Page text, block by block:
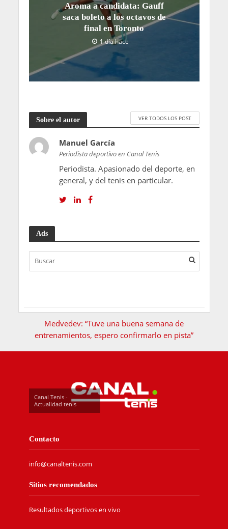
Aroma a candidata: Gauff
saca boleto a los octavos de
final en Toronto
1 día hace
Sobre el autor VER TODOS LOS POST
Manuel García
Periodista deportivo en Canal Tenis
Periodista. Apasionado del deporte, en
general, y del tenis en particular.
Ads
Medvedev: “Tuve una buena semana de
entrenamientos, espero confirmarlo en pista”
Canal Tenis -
Actualidad tenis
Contacto
info@canaltenis.com
Sitios recomendados
Resultados deportivos en vivo